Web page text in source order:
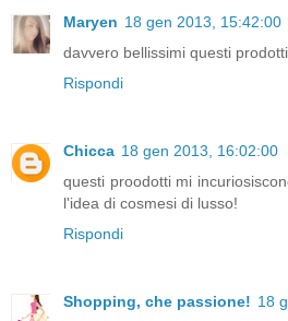
Maryen 18 gen 2013, 15:42:00
davvero bellissimi questi
Rispondi
Chicca 18 gen 2013, 16:02:00
questi proodotti mi
l'idea di cosmesi di lusso!
Rispondi
Shopping, che passione! 18